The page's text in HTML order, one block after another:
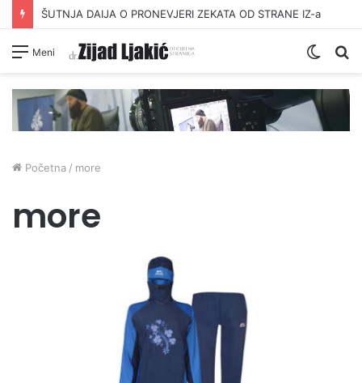
ŠUTNJA DAIJA O PRONEVJERI ZEKATA OD STRANE IZ-a
Meni
Switch
Početna / more
more